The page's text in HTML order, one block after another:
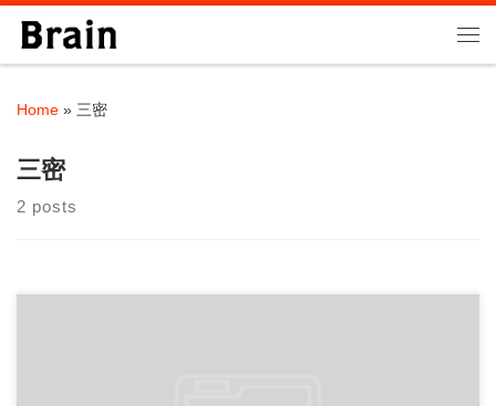
Skip to content
Home » 三密
三密
2 posts